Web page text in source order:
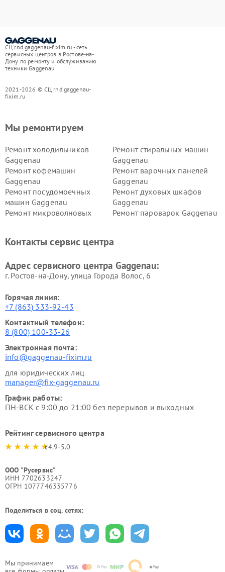
СЦ rnd.gaggenau-fixim.ru - сеть
сервисных центров в Ростове-на-
Дону по ремонту и обслуживанию
техники Gaggenau
2021-2026 © СЦ rnd.gaggenau-
fixim.ru
Мы принимаем
Мы ремонтируем
Ремонт холодильников
Gaggenau
Ремонт стиральных машин
Gaggenau
Ремонт кофемашин
Gaggenau
Ремонт варочных панелей
Gaggenau
Ремонт посудомоечных
машин Gaggenau
Ремонт духовых шкафов
Gaggenau
Ремонт микроволновых
Ремонт пароварок Gaggenau
Контакты сервис центра
Адрес сервисного центра Gaggenau:
г. Ростов-на-Дону, улица Города Волос, 6
Горячая линия:
+7 (863) 333-92-43
Контактный телефон:
8 (800) 100-33-26
Электронная почта:
info@gaggenau-fixim.ru
для юридических лиц
manager@fix-gaggenau.ru
График работы:
ПН-ВСК с 9:00 до 21:00 без перерывов и выходных
Рейтинг сервисного центра
4.9-5.0
ООО "Русервис"
ИНН 7702633247
ОГРН 1077746335776
Поделиться в соц. сетях: